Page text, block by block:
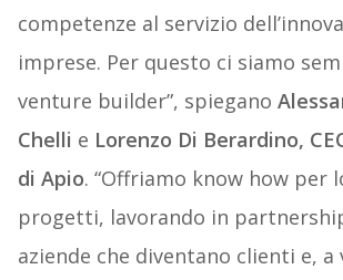
competenze al servizio
imprese. Per questo ci siamo
venture builder”, spiegano
Chelli e Lorenzo Di Berardino,
di Apio. “Offriamo know how per
progetti, lavorando in
aziende che diventano clienti e, a